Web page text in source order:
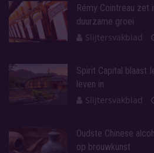
Rémy Cointreau zet
duurzame groei
Slijtersvakblad
Spirit Capital blaast
leven in
Slijtersvakblad
Oudste Chinese
op brouwkunst